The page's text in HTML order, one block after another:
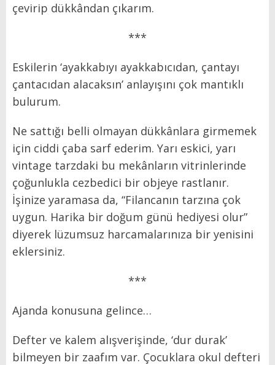
çevirip dükkândan çıkarım.
***
Eskilerin ‘ayakkabıyı ayakkabıcıdan, çantayı
çantacıdan alacaksın’ anlayışını çok mantıklı
bulurum.
Ne sattığı belli olmayan dükkânlara girmemek
için ciddi çaba sarf ederim. Yarı eskici, yarı
vintage tarzdaki bu mekânların vitrinlerinde
çoğunlukla cezbedici bir objeye rastlanır.
İşinize yaramasa da, “Filancanın tarzına çok
uygun. Harika bir doğum günü hediyesi olur”
diyerek lüzumsuz harcamalarınıza bir yenisini
eklersiniz.
***
Ajanda konusuna gelince…
Defter ve kalem alışverişinde, ‘dur durak’
bilmeyen bir zaafım var. Çocuklara okul defteri